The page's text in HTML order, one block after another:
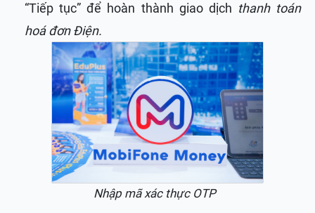
“Tiếp tục” để hoàn thành giao dịch thanh toán
hoá đơn Điện.
Nhập mã xác thực OTP